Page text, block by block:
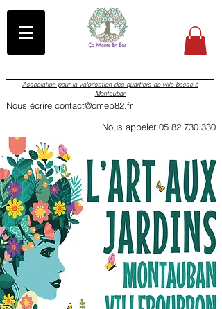
Association pour la valorisation des quartiers de ville basse à
Montauban
Nous écrire contact@cmeb82.fr
Nous appeler 05 82 730 330